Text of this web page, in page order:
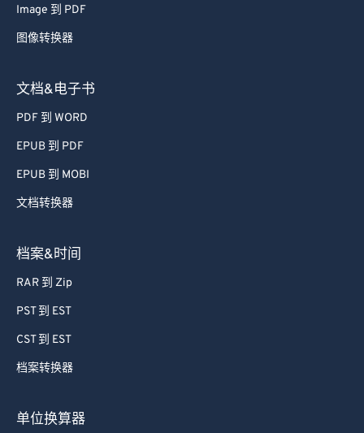
Image 到 PDF
图像转换器
文档&电子书
PDF 到 WORD
EPUB 到 PDF
EPUB 到 MOBI
文档转换器
档案&时间
RAR 到 Zip
PST 到 EST
CST 到 EST
档案转换器
单位换算器